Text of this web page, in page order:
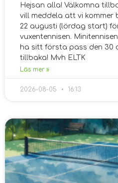
Hejsan alla! Välkomna
vill meddela att vi kommer
22 augusti (lördag start)
vuxentennisen.
ha sitt första pass den 30
tillbaka! Mvh ELTK
Läs mer »
2026-08-05 16:13